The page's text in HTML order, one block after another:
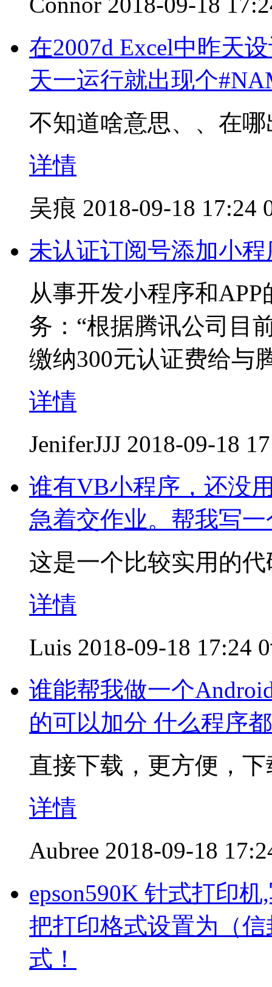
在2007d Excel中昨天
天一运行就出现个
不知道啥意思、、在
详情
吴痕 2018-09-18 17:24
未认证订阅号添加小
从事开发小程序和
务：“根据腾讯公司目
缴纳300元认证费给与
详情
JeniferJJJ 2018-09-18
谁有VB小程序，还没
急着交作业。帮我写
这是一个比较实用的
详情
Luis 2018-09-18 17:24
谁能帮我做一个
的可以加分 什么程序
直接下载，更方便，
详情
Aubree 2018-09-18
epson590K 针式打印
把打印格式设置为（
式！